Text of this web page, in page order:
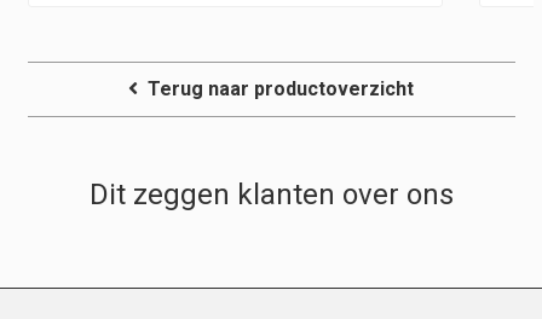
Terug naar productoverzicht
Dit zeggen klanten over ons